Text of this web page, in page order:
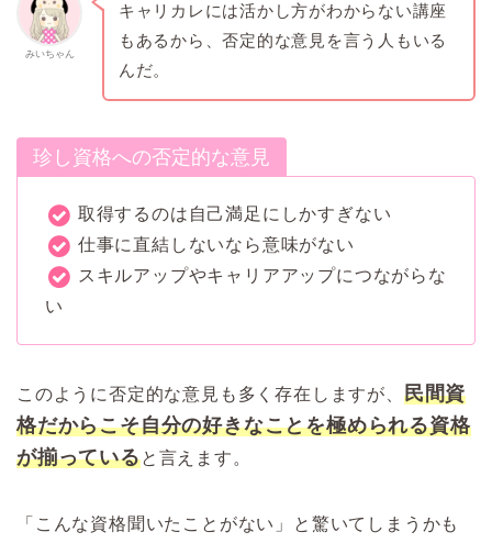
みいちゃん
キャリカレには活かし方がわからない講座
もあるから、否定的な意見を言う人もいる
んだ。
珍し資格への否定的な意見
取得するのは自己満足にしかすぎない
仕事に直結しないなら意味がない
スキルアップやキャリアアップにつながらな
い
このように否定的な意見も多く存在しますが、 民間資
格だからこそ自分の好きなことを極められる資格
が揃っていると言えます。
「こんな資格聞いたことがない」と驚いてしまうかも